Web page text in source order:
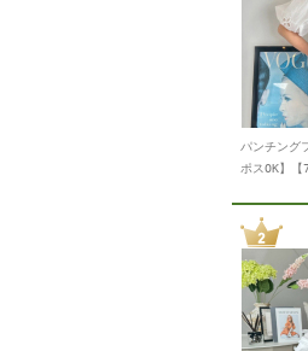
パンチング
ポスOK】